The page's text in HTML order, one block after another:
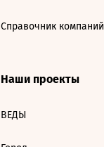
Справочник компаний
Наши проекты
ВЕДЫ